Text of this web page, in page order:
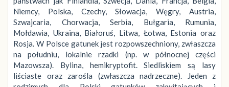
Niemcy, Polska, Czechy, Słowacja, Węgry, Austria,
Szwajcaria, Chorwacja, Serbia, Bułgaria, Rumunia,
Mołdawia, Ukraina, Białoruś, Litwa, Łotwa, Estonia oraz
Rosja. W Polsce gatunek jest rozpowszechniony, zwłaszcza
na południu, lokalnie rzadki (np. w północnej części
Mazowsza). Bylina, hemikryptofit. Siedliskiem są lasy
liściaste oraz zarośla (zwłaszcza nadrzeczne). Jeden z